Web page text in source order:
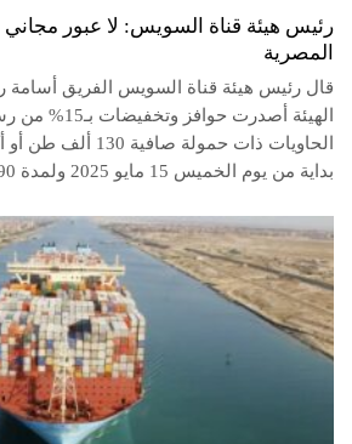
رئيس هيئة قناة السويس: لا عبور
المصرية
قال رئيس هيئة قناة السويس الفريق أسامة
الهيئة أصدرت
الحاويات ذات حمولة
بداية من يوم الخميس 15 مايو 2025 ولمدة 90 يوما.